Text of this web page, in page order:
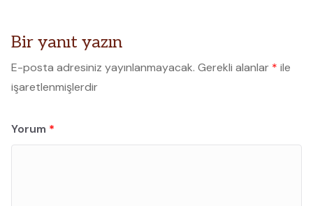
Bir yanıt yazın
E-posta adresiniz yayınlanmayacak. Gerekli alanlar * ile
işaretlenmişlerdir
Yorum *